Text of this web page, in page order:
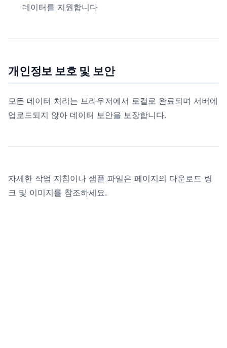
데이터를 지원합니다
개인정보 보호 및 보안
모든 데이터 처리는 브라우저에서 로컬로 완료되며 서버에
업로드되지 않아 데이터 보안을 보장합니다.
자세한 작업 지침이나 샘플 파일은 페이지의 다운로드 링
크 및 이미지를 참조하세요.